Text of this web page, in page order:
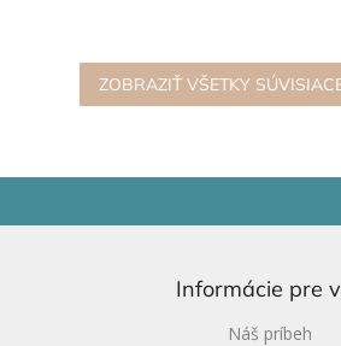
skladacích lievikov.
ZOBRAZIŤ VŠETKY
Informácie pre
Náš príbeh